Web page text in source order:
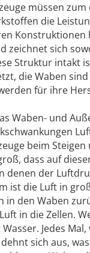
müssen
die
Konstruktionen
zeichnet sich
Struktur intakt
die Waben
für ihre
Waben- und
beim
dass auf
denen der
ist die Luft in
den Waben
in die Zellen.
Jedes
sich aus,